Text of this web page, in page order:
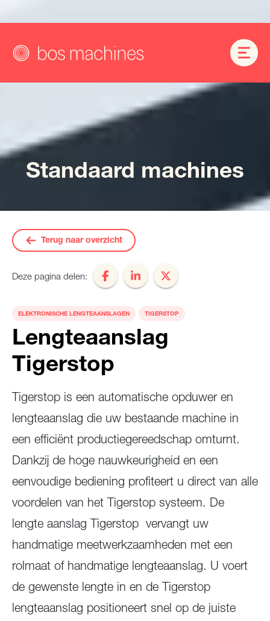
Standaard machines
Terug naar overzicht
Deze pagina delen:
ELEKTRONISCHE LENGTEAANSLAGEN TIGERSTOP
Lengteaanslag
Tigerstop
Tigerstop is een automatische opduwer en
lengteaanslag die uw bestaande machine in
een efficiënt productiegereedschap omturnt.
Dankzij de hoge nauwkeurigheid en een
eenvoudige bediening profiteert u direct van alle
voordelen van het Tigerstop systeem. De
lengte aanslag Tigerstop vervangt uw
handmatige meetwerkzaamheden met een
rolmaat of handmatige lengteaanslag. U voert
de gewenste lengte in en de Tigerstop
lengteaanslag positioneert snel op de juiste
Machine:
Verzenden